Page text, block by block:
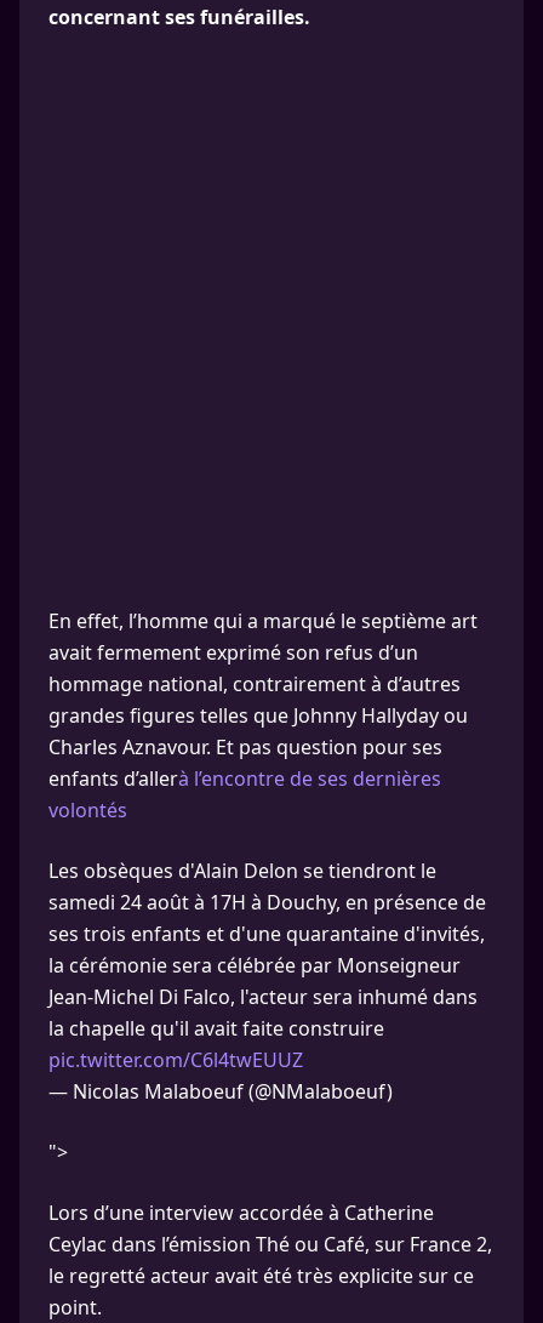
concernant ses funérailles.
En effet, l’homme qui a marqué le septième art
avait fermement exprimé son refus d’un
hommage national, contrairement à d’autres
grandes figures telles que Johnny Hallyday ou
Charles Aznavour. Et pas question pour ses
enfants d’allerà l’encontre de ses dernières
volontés
Les obsèques d'Alain Delon se tiendront le
samedi 24 août à 17H à Douchy, en présence de
ses trois enfants et d'une quarantaine d'invités,
la cérémonie sera célébrée par Monseigneur
Jean-Michel Di Falco, l'acteur sera inhumé dans
la chapelle qu'il avait faite construire
pic.twitter.com/C6l4twEUUZ
— Nicolas Malaboeuf (@NMalaboeuf)
">
Lors d’une interview accordée à Catherine
Ceylac dans l’émission Thé ou Café, sur France 2,
le regretté acteur avait été très explicite sur ce
point.